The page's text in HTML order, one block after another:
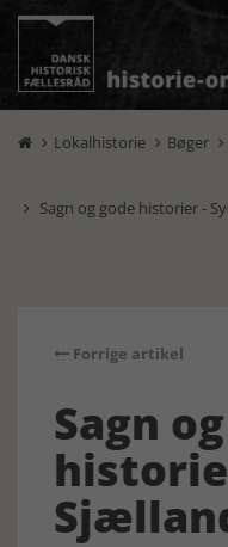
 Lokalhistorie  Bøger 
 Sagn og gode historier -
Forrige artikel
Sagn